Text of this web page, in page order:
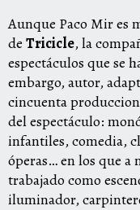
Aunque Paco Mir es
de Tricicle, la
espectáculos que se
embargo, autor,
cincuenta
del espectáculo:
infantiles, comedia,
óperas… en los que a
trabajado como
iluminador,